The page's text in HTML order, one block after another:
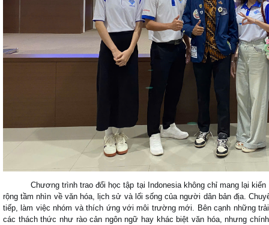
Chương trình trao đổi học tập tại Indonesia không chỉ mang lại kiến
rộng tầm nhìn về văn hóa, lịch sử và lối sống của người dân bản địa.
tiếp, làm việc nhóm và thích ứng với môi trường mới. Bên cạnh những
các thách thức như rào cản ngôn ngữ hay khác biệt văn hóa, nhưng